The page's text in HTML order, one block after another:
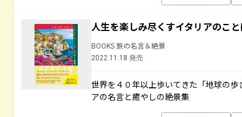
人生を楽しみ尽くすイタリアのこ
BOOKS 旅の名言＆絶景
2022.11.18 発売
世界を４０年以上歩いてきた「地球の
アの名言と癒やしの絶景集